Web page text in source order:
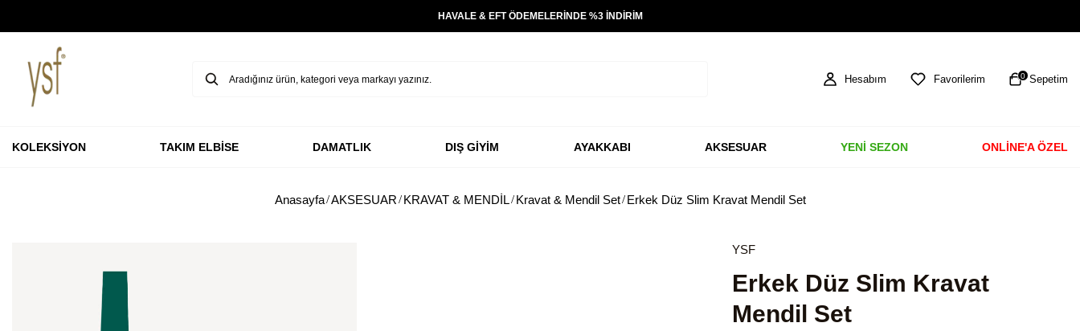
HAVALE & EFT ÖDEMELERİNDE %3 İNDİRİM
Hesabım Favorilerim 0 Sepetim
KOLEKSİYON TAKIM ELBİSE DAMATLIK DIŞ GİYİM AYAKKABI AKSESUAR YENİ SEZON ONLİNE'A ÖZEL
Anasayfa AKSESUAR KRAVAT & MENDİL Kravat & Mendil Set Erkek Düz Slim Kravat Mendil Set
YSF
Erkek Düz Slim Kravat
Mendil Set